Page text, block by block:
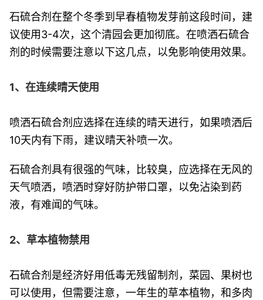
石硫合剂在整个冬季到早春植物发芽前这段时间，建
议使用3-4次，这个清园会更加彻底。在喷洒石硫合
剂的时候需要注意以下这几点，以免影响使用效果。
1、在连续晴天使用
喷洒石硫合剂应选择在连续的晴天进行，如果喷洒后
10天内有下雨，建议晴天补喷一次。
石硫合剂具有很强的气味，比较臭，应选择在无风的
天气喷洒，喷洒时穿好防护带口罩，以免沾染到药
液，有难闻的气味。
2、草本植物禁用
石硫合剂是经济好用低毒无残留制剂，菜园、果树也
可以使用，但需要注意，一年生的草本植物，和多肉